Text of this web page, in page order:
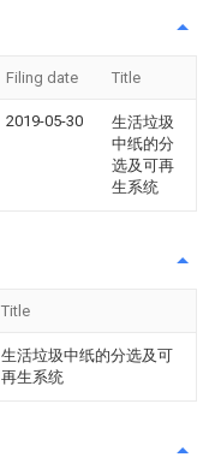
Filing date Title
2019-05-30
生活垃圾
中纸的分
选及可再
生系统
Title
生活垃圾中纸的分选及可
再生系统